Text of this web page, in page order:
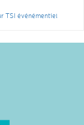
TSI événémentiel